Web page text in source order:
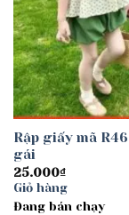
Rập giấy mã
gái
25.000₫
Giỏ hàng
Đang bán chạy